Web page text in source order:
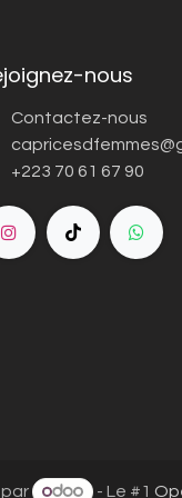
nous
Contactez-nous
+223 70 61 67 90
par - Le #1